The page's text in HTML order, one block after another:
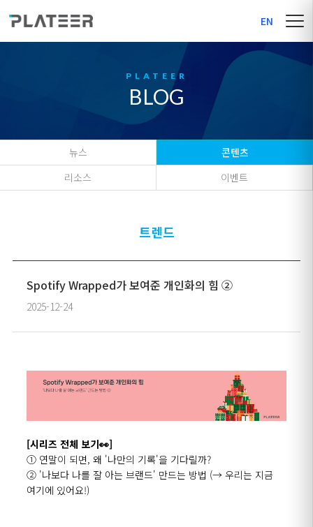
EN
BLOG
뉴스
콘텐츠
리소스
이벤트
트렌드
Spotify Wrapped가 보여준 개인화의 힘 ②
2025-12-24
[시리즈 전체 보기👀]
① 연말이 되면, 왜 '나만의 기록'을 기다릴까?
② '나보다 나를 잘 아는 브랜드' 만드는 방법 (→ 우리는 지금
여기에 있어요!)